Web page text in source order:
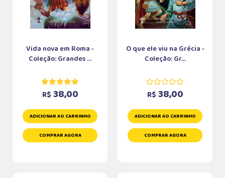
Vida nova em Roma -
Coleção: Grandes ...
R$ 38,00
ADICIONAR AO CARRINHO
COMPRAR AGORA
O que ele viu na Grécia -
Coleção: Gr...
R$ 38,00
ADICIONAR AO CARRINHO
COMPRAR AGORA